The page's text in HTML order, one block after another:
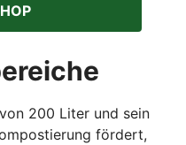
200 Liter und sein
fördert,